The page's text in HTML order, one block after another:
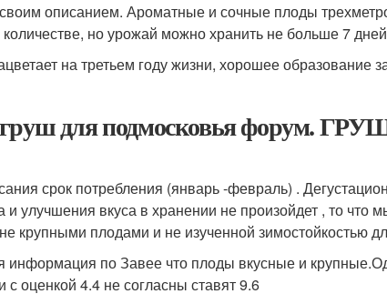
описанием. Ароматные и сочные плоды
но урожай можно хранить не больше 7
на третьем году жизни, хорошее образование
для подмосковья форум.
срок потребления (январь -февраль) .
и улучшения вкуса в хранении не произойдет , то
крупными плодами и не изученной зимостойкостью
информация по Завее что плоды вкусные и
с оценкой 4.4 не согласны ставят 9.6